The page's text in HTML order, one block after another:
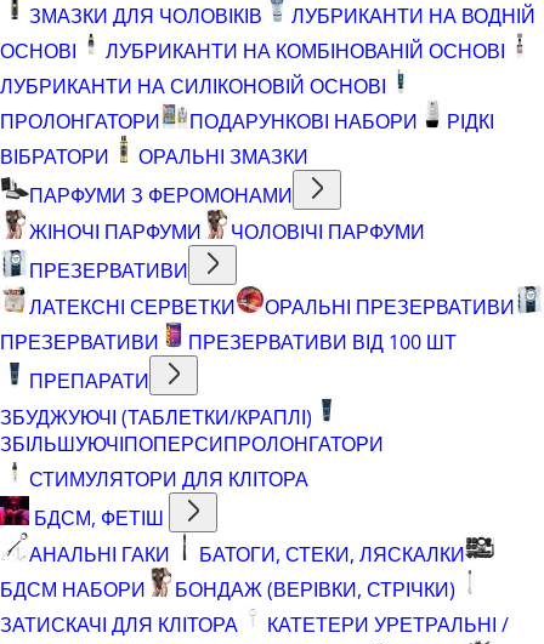
ЗМАЗКИ ДЛЯ ЧОЛОВІКІВ
ЛУБРИКАНТИ НА ВОДНІЙ
ОСНОВІ
ЛУБРИКАНТИ НА КОМБІНОВАНІЙ ОСНОВІ
ЛУБРИКАНТИ НА СИЛІКОНОВІЙ ОСНОВІ
ПРОЛОНГАТОРИ
ПОДАРУНКОВІ НАБОРИ
РІДКІ
ВІБРАТОРИ
ОРАЛЬНІ ЗМАЗКИ
ПАРФУМИ З ФЕРОМОНАМИ
ЖІНОЧІ ПАРФУМИ
ЧОЛОВІЧІ ПАРФУМИ
ПРЕЗЕРВАТИВИ
ЛАТЕКСНІ СЕРВЕТКИ
ОРАЛЬНІ ПРЕЗЕРВАТИВИ
ПРЕЗЕРВАТИВИ
ПРЕЗЕРВАТИВИ ВІД 100 ШТ
ПРЕПАРАТИ
ЗБУДЖУЮЧІ (ТАБЛЕТКИ/КРАПЛІ)
ЗБІЛЬШУЮЧІПОПЕРСИПРОЛОНГАТОРИ
СТИМУЛЯТОРИ ДЛЯ КЛІТОРА
БДСМ, ФЕТІШ
АНАЛЬНІ ГАКИ
БАТОГИ, СТЕКИ, ЛЯСКАЛКИ
БДСМ НАБОРИ
БОНДАЖ (ВЕРІВКИ, СТРІЧКИ)
ЗАТИСКАЧІ ДЛЯ КЛІТОРА
КАТЕТЕРИ УРЕТРАЛЬНІ /